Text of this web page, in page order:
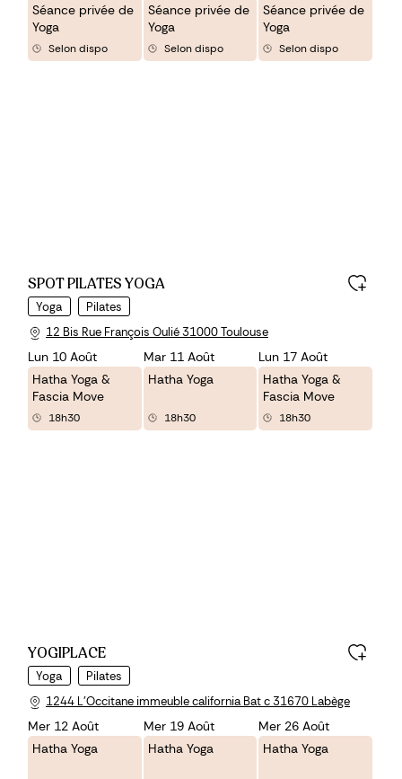
Séance privée de
Yoga
Selon dispo
Séance privée de
Yoga
Selon dispo
Séance privée de
Yoga
Selon dispo
SPOT PILATES YOGA
Yoga
Pilates
12 Bis Rue François Oulié 31000 Toulouse
Lun 10 Août
Hatha Yoga &
Fascia Move
18h30
Mar 11 Août
Hatha Yoga
18h30
Lun 17 Août
Hatha Yoga &
Fascia Move
18h30
YOGIPLACE
Yoga
Pilates
1244 L'Occitane immeuble california Bat c 31670 Labège
Mer 12 Août
Hatha Yoga
Mer 19 Août
Hatha Yoga
Mer 26 Août
Hatha Yoga